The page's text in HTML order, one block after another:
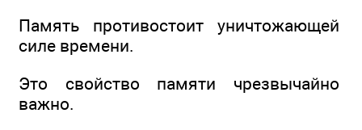
Память противостоит уничтожающей
силе времени.
Это свойство памяти чрезвычайно
важно.